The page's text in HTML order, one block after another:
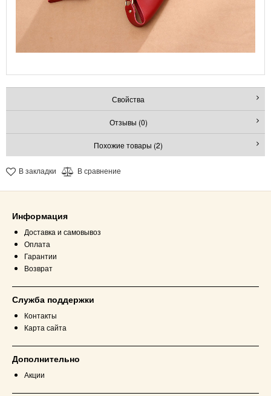
Свойства
Отзывы (0)
Похожие товары (2)
В закладки В сравнение
Информация
Доставка и самовывоз
Оплата
Гарантии
Возврат
Служба поддержки
Контакты
Карта сайта
Дополнительно
Акции